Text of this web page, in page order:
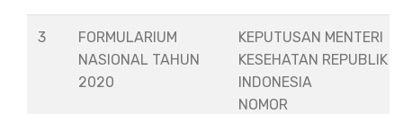
3
FORMULARIUM
NASIONAL TAHUN
2020
KEPUTUSAN MENTERI
KESEHATAN REPUBLIK
INDONESIA
NOMOR